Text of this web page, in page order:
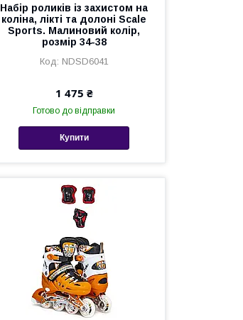
Набір роликів із захистом на
коліна, лікті та долоні Scale
Sports. Малиновий колір,
розмір 34-38
NDSD6041
1 475 ₴
Готово до відправки
Купити